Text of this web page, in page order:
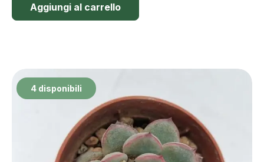
Aggiungi al carrello
4 disponibili